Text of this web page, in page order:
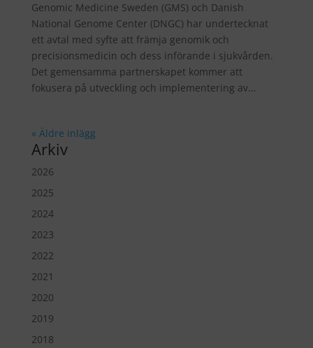
Genomic Medicine Sweden (GMS) och Danish
National Genome Center (DNGC) har undertecknat
ett avtal med syfte att främja genomik och
precisionsmedicin och dess införande i sjukvården.
Det gemensamma partnerskapet kommer att
fokusera på utveckling och implementering av...
« Äldre inlägg
Arkiv
2026
2025
2024
2023
2022
2021
2020
2019
2018